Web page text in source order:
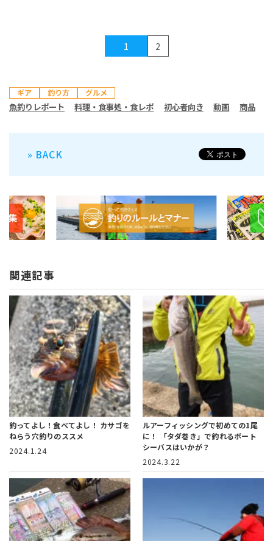
1 2
ギア 釣り方 グルメ
魚釣りレポート 料理・食事処・食レポ 初心者向き 動画 商品
» BACK
関連記事
釣ってよし！食べてよし！ カサゴを
ねらう穴釣りのススメ
2024.1.24
ルアーフィッシングで初めての1尾
に！
「タダ巻き」で釣れるボート
シーバスはいかが？
2024.3.22